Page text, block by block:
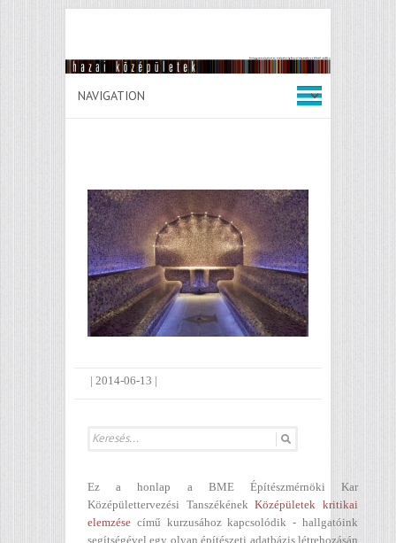
| 2014-06-13 |
Ez a honlap a BME Építészmérnöki Kar
Középülettervezési TanszékénekKözépületek kritikai
elemzése című kurzusához kapcsolódik - hallgatóink
segítségével egy olyan építészeti adatbázis létrehozásán